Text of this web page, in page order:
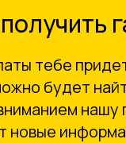
тебе
будет
нашу
новые